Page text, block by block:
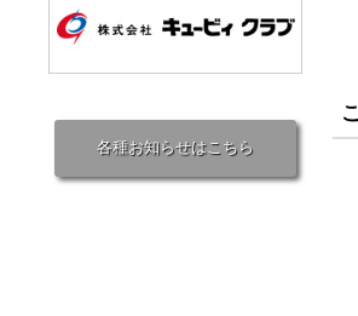
各種お知らせはこちら